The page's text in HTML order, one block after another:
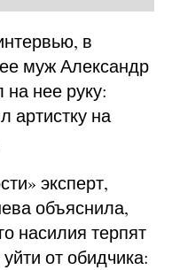
в
муж Александр
нее руку:
артистку на
эксперт,
объяснила,
насилия терпят
от обидчика: